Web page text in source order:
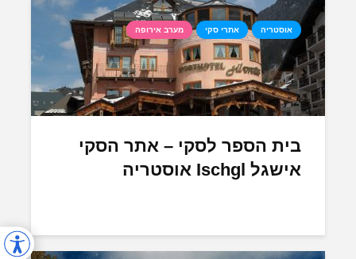
אוסטריה אתרי סקי מערב אירופה
בית הספר לסקי – אתר הסקי
אישגל Ischgl אוסטריה